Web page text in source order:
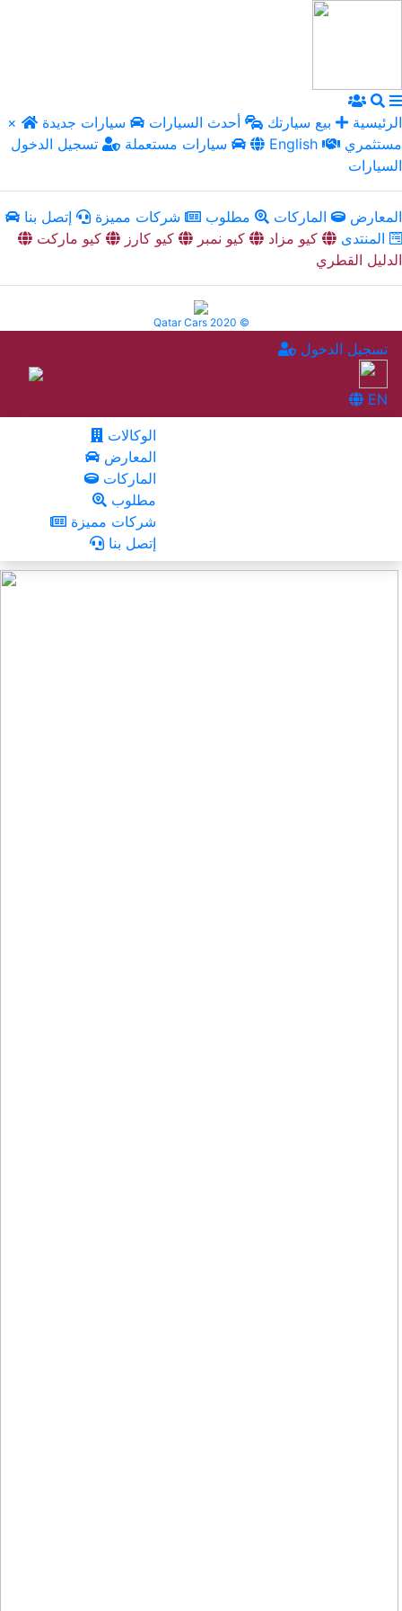
× الرئيسية بيع سيارتك أحدث السيارات
سيارات جديدة
سيارات مستعملة
تسجيل الدخول English
السيارات
المعارض الماركات مطلوب شركات مميزة
إتصل بنا
المنتدى
كيو مزاد كيو نمبر كيو كارز
كيو ماركت
الدليل القطري
Qatar Cars 2020 ©
تسجيل الدخول
EN
الوكالات
المعارض
الماركات
مطلوب
شركات مميزة
إتصل بنا